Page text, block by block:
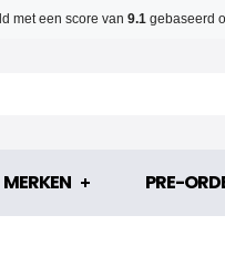
met een score van 9.1 gebaseerd
MERKEN PRE-